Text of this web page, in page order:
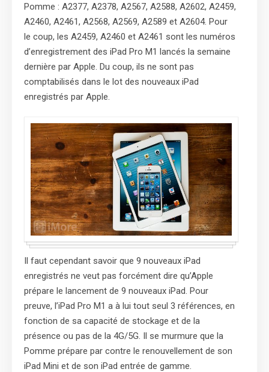
Pomme : A2377, A2378, A2567, A2588, A2602, A2459,
A2460, A2461, A2568, A2569, A2589 et A2604. Pour
le coup, les A2459, A2460 et A2461 sont les numéros
d’enregistrement des iPad Pro M1 lancés la semaine
dernière par Apple. Du coup, ils ne sont pas
comptabilisés dans le lot des nouveaux iPad
enregistrés par Apple.
Il faut cependant savoir que 9 nouveaux iPad
enregistrés ne veut pas forcément dire qu’Apple
prépare le lancement de 9 nouveaux iPad. Pour
preuve, l’iPad Pro M1 a à lui tout seul 3 références, en
fonction de sa capacité de stockage et de la
présence ou pas de la 4G/5G. Il se murmure que la
Pomme prépare par contre le renouvellement de son
iPad Mini et de son iPad entrée de gamme.